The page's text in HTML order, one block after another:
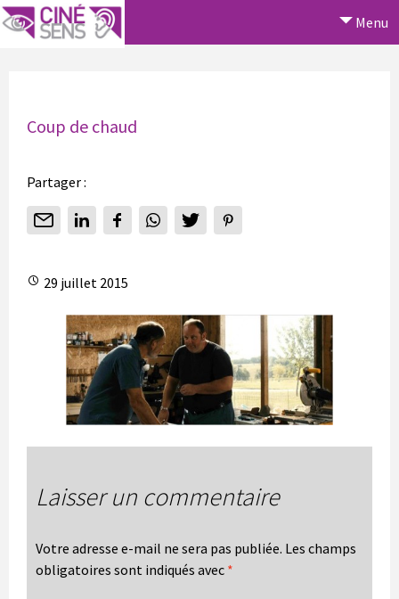
Menu
Coup de chaud
Partager :
29 juillet 2015
Laisser un commentaire
Votre adresse e-mail ne sera pas publiée. Les champs
obligatoires sont indiqués avec *